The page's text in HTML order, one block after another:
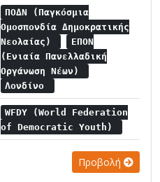
ΠΟΔΝ (Παγκόσμια
Ομοσπονδία Δημοκρατικής
Νεολαίας)
ΕΠΟΝ
(Ενιαία Πανελλαδική
Οργάνωση Νέων)
Λονδίνο
WFDY (World Federation
of Democratic Youth)
Προβολή